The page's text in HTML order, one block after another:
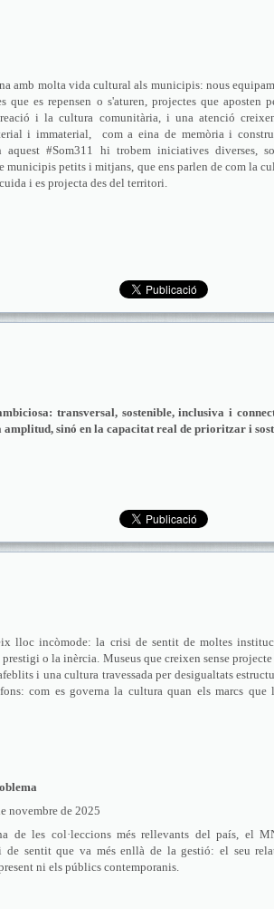
amb molta vida cultural als municipis: nous
que es repensen o s'aturen, projectes que aposten
i la cultura comunitària, i una atenció
i immaterial, com a eina de memòria i
aquest #Som311 hi trobem iniciatives diverses,
municipis petits i mitjans, que ens parlen de com la
i es projecta des del territori.
transversal, sostenible, inclusiva i
amplitud, sinó en la capacitat real de prioritzar i
lloc incòmode: la crisi de sentit de moltes
o la inèrcia. Museus que creixen sense projecte
i una cultura travessada per desigualtats
com es governa la cultura quan els marcs que
novembre de 2025
de les col·leccions més rellevants del país, el
de sentit que va més enllà de la gestió: el seu
ni els públics contemporanis.